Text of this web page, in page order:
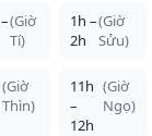
(Giờ
Tí)
1h –
2h
(Giờ
Sửu)
(Giờ
Thìn)
11h
–
12h
(Giờ
Ngọ)